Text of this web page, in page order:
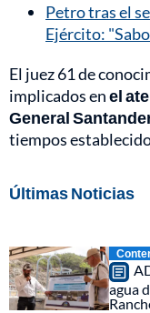
Petro tras el
Ejército:
El juez 61 de
implicados enel
General
tiempos
Últimas Noticias
agua